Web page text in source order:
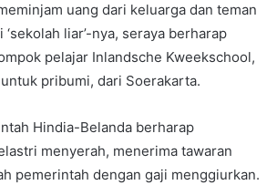
uang dari keluarga dan teman
liar’-nya, seraya berharap
pelajar Inlandsche Kweekschool,
pribumi, dari Soerakarta.
Hindia-Belanda berharap
menyerah, menerima tawaran
pemerintah dengan gaji menggiurkan.